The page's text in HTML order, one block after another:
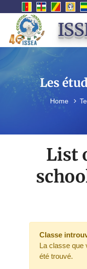
Les
Home
List
Classe
La classe que
été trouvé.